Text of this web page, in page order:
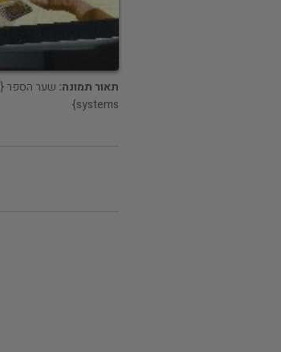
תאור תמונה:
systems}